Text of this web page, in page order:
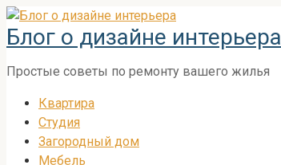
Перейти
к
контенту
Блог о дизайне интерьера
Простые советы по ремонту вашего жилья
Квартира
Студия
Загородный дом
Мебель